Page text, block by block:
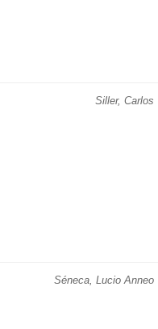
Siller, Carlos
Séneca, Lucio Anneo